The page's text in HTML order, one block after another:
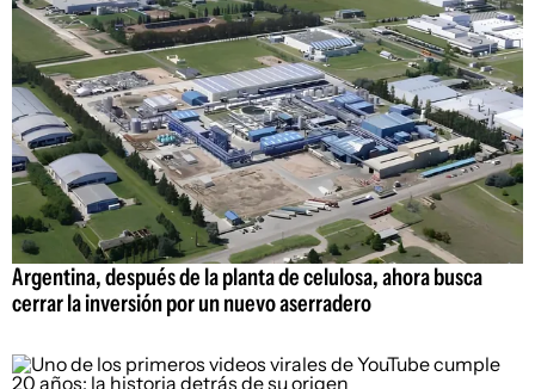
Argentina, después de la planta de celulosa, ahora busca
cerrar la inversión por un nuevo aserradero